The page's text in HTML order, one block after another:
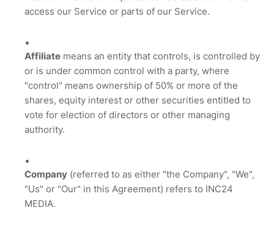
access our Service or parts of our Service.
Affiliate means an entity that controls, is controlled by
or is under common control with a party, where
"control" means ownership of 50% or more of the
shares, equity interest or other securities entitled to
vote for election of directors or other managing
authority.
Company (referred to as either "the Company", "We",
"Us" or "Our" in this Agreement) refers to INC24
MEDIA.